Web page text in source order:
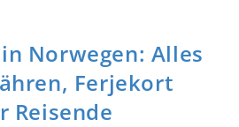
Norwegen: Alles
Ferjekort
Reisende